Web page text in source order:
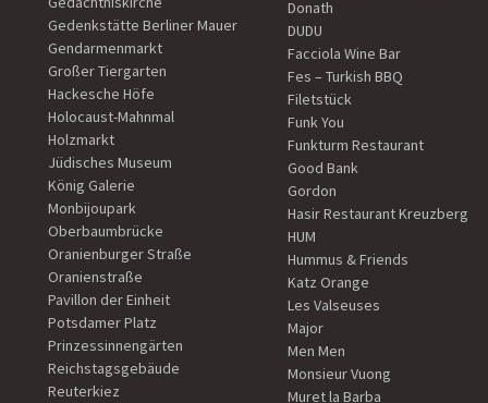
Gedenkstätte Berliner Mauer
Gendarmenmarkt
Großer Tiergarten
Hackesche Höfe
Holocaust-Mahnmal
Holzmarkt
Jüdisches Museum
König Galerie
Monbijoupark
Oberbaumbrücke
Oranienburger Straße
Oranienstraße
Pavillon der Einheit
Potsdamer Platz
Prinzessinnengärten
Reichstagsgebäude
Reuterkiez
Donath
DUDU
Facciola Wine Bar
Fes – Turkish BBQ
Filetstück
Funk You
Funkturm Restaurant
Good Bank
Gordon
Hasir Restaurant Kreuzberg
HUM
Hummus & Friends
Katz Orange
Les Valseuses
Major
Men Men
Monsieur Vuong
Muret la Barba